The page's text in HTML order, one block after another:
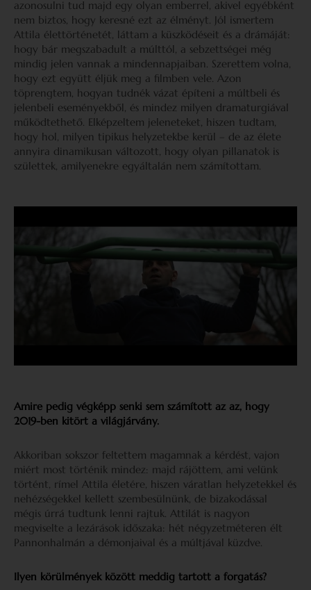
azonosulni tud majd egy olyan emberrel, akivel egyébként
nem biztos, hogy keresné ezt az élményt. Jól ismertem
Attila élettörténetét, láttam a küszködéseit és a drámáját:
hogy bár megszabadult a múlttól, a sebzettségei még
mindig jelen vannak a mindennapjaiban. Szerettem volna,
hogy ezt együtt éljük meg a filmben vele. Azon
töprengtem, hogyan tudnék vázat építeni a múltbeli és
jelenbeli eseményekből, és mindez milyen dramaturgiával
működtethető. Elképzeltem jeleneteket, hiszen tudtam,
hogy hol, milyen tipikus helyzetekbe kerül – de az élete
annyira dinamikusan változott, hogy olyan pillanatok is
születtek, amilyenekre egyáltalán nem számítottam.
Amire pedig végképp senki sem számított az az, hogy
2019-ben kitört a világjárvány.
Akkoriban sokszor feltettem magamnak a kérdést, vajon
miért most történik mindez: majd rájöttem, ami velünk
történt, rímel Attila életére, hiszen váratlan helyzetekkel és
nehézségekkel kellett szembesülnünk, de bizakodással
mégis úrrá tudtunk lenni rajtuk. Attilát is nagyon
megviselte a lezárások időszaka: hét négyzetméteren élt
Pannonhalmán a démonjaival és a múltjával küzdve.
Ilyen körülmények között meddig tartott a forgatás?